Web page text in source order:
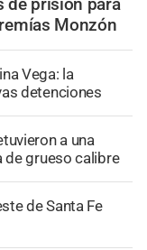
Monzón
Vega: la
detenciones
a una
de grueso calibre
de Santa Fe